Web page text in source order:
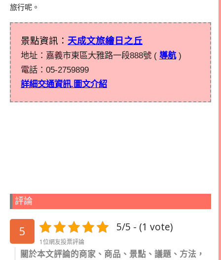
旅行呢。
景點資訊： 天成文旅繪日之丘
地址：嘉義市東區大雅路一段888號 ( 導航)
電話： 05-2759899
詳細交通資訊.圖文介紹
評論
5 5/5 - (1 vote)
1位網友投票評論
關於本文評論的商家、商品、景點、議題、方法，